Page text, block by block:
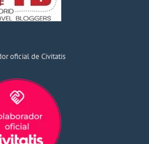
oficial de Civitatis